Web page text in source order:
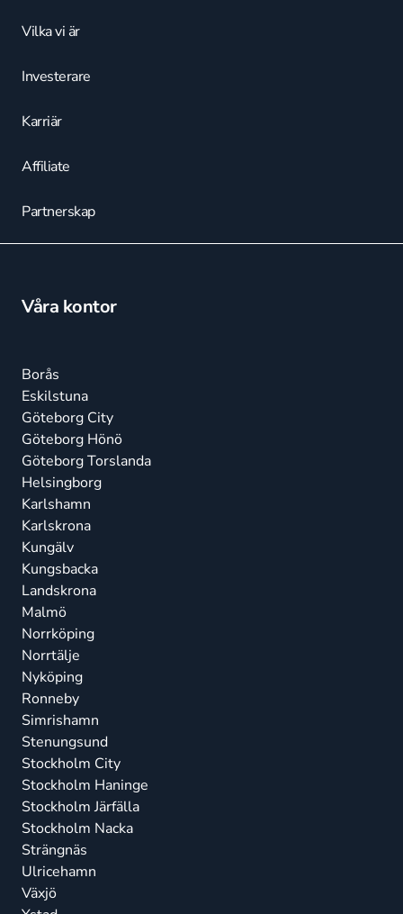
Vilka vi är
Investerare
Karriär
Affiliate
Partnerskap
Våra kontor
Borås
Eskilstuna
Göteborg City
Göteborg Hönö
Göteborg Torslanda
Helsingborg
Karlshamn
Karlskrona
Kungälv
Kungsbacka
Landskrona
Malmö
Norrköping
Norrtälje
Nyköping
Ronneby
Simrishamn
Stenungsund
Stockholm City
Stockholm Haninge
Stockholm Järfälla
Stockholm Nacka
Strängnäs
Ulricehamn
Växjö